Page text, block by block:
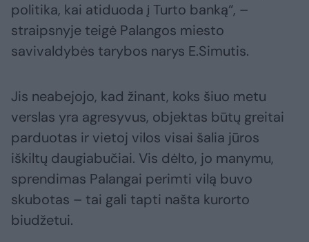
politika, kai atiduoda į Turto banką“, –
straipsnyje teigė Palangos miesto
savivaldybės tarybos narys E.Simutis.
Jis neabejojo, kad žinant, koks šiuo metu
verslas yra agresyvus, objektas būtų greitai
parduotas ir vietoj vilos visai šalia jūros
iškiltų daugiabučiai. Vis dėlto, jo manymu,
sprendimas Palangai perimti vilą buvo
skubotas – tai gali tapti našta kurorto
biudžetui.